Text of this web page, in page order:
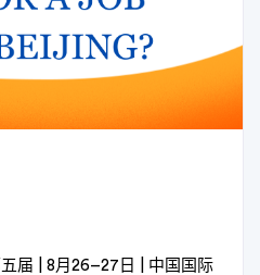
届 | 8月26–27日 | 中国国际